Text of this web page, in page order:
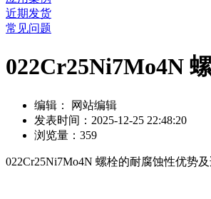
近期发货
常见问题
022Cr25Ni7Mo4N
编辑： 网站编辑
发表时间：2025-12-25 22:48:20
浏览量：359
022Cr25Ni7Mo4N 螺栓的耐腐蚀性优势